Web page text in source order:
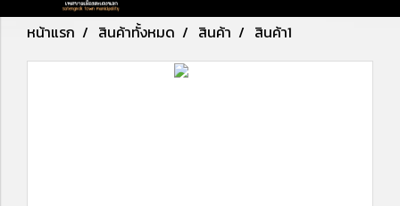
หน้าแรก สินค้าทั้งหมด สินค้า สินค้า1